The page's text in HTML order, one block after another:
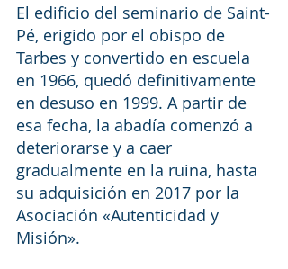
El edificio del seminario de Saint-
Pé, erigido por el obispo de
Tarbes y convertido en escuela
en 1966, quedó definitivamente
en desuso en 1999. A partir de
esa fecha, la abadía comenzó a
deteriorarse y a caer
gradualmente en la ruina, hasta
su adquisición en 2017 por la
Asociación «Autenticidad y
Misión».